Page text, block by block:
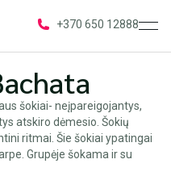
+370 650 12888
šokiai- neįpareigojantys,
atskiro dėmesio. Šokių
ritmai. Šie šokiai ypatingai
Grupėje šokama ir su